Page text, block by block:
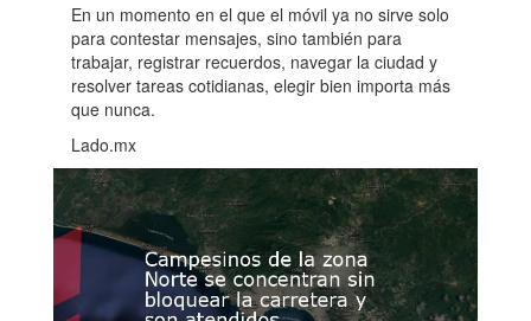
En un momento en el que el móvil ya no sirve solo
para contestar mensajes, sino también para
trabajar, registrar recuerdos, navegar la ciudad y
resolver tareas cotidianas, elegir bien importa más
que nunca.
Lado.mx